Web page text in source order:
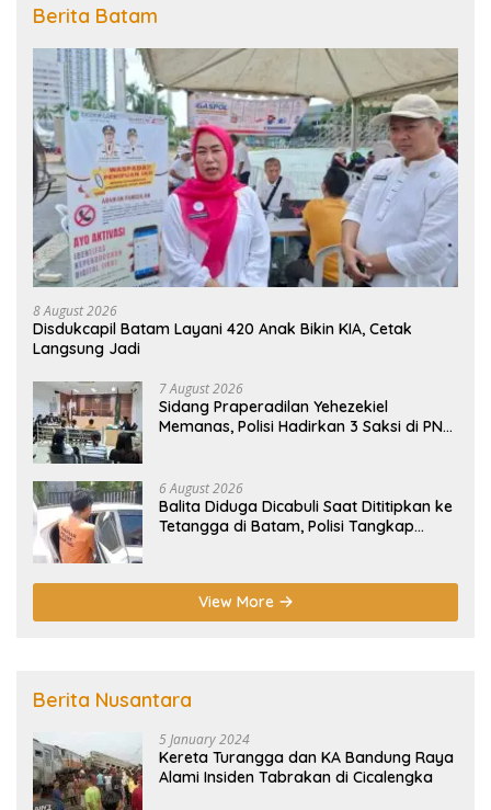
Berita Batam
8 August 2026
Disdukcapil Batam Layani 420 Anak Bikin KIA, Cetak
Langsung Jadi
7 August 2026
Sidang Praperadilan Yehezekiel
Memanas, Polisi Hadirkan 3 Saksi di PN
6 August 2026
Balita Diduga Dicabuli Saat Dititipkan ke
Tetangga di Batam, Polisi Tangkap
View More
Berita Nusantara
5 January 2024
Kereta Turangga dan KA Bandung Raya
Alami Insiden Tabrakan di Cicalengka